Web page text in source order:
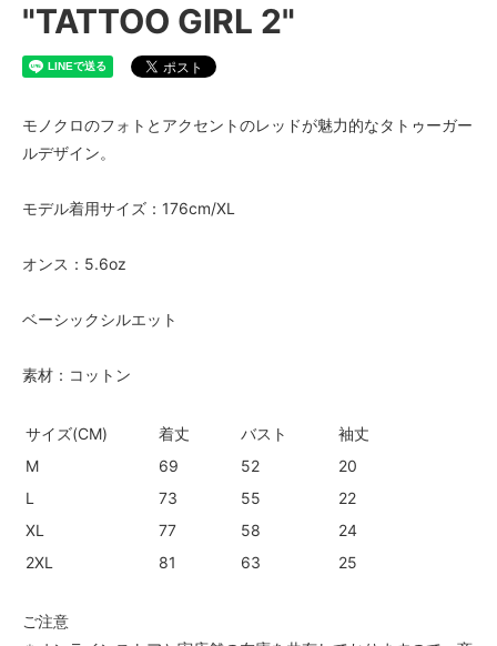
"TATTOO GIRL 2"
モノクロのフォトとアクセントのレッドが魅力的なタトゥーガー
ルデザイン。
モデル着用サイズ：176cm/XL
オンス：5.6oz
ベーシックシルエット
素材：コットン
サイズ(CM) 着丈 バスト
袖丈
M
69 52
20
L
73 55
22
XL
77 58
24
2XL
81 63 25
ご注意